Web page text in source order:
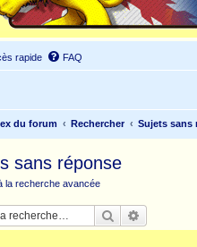
rapide FAQ
du forum Rechercher Sujets sans
sans réponse
la recherche avancée
Rechercher